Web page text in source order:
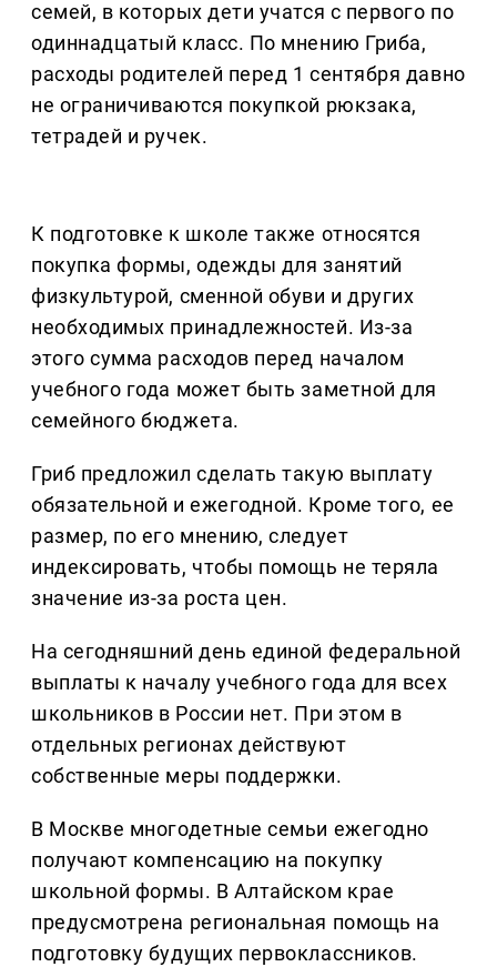
семей, в которых дети учатся с первого по
одиннадцатый класс. По мнению Гриба,
расходы родителей перед 1 сентября давно
не ограничиваются покупкой рюкзака,
тетрадей и ручек.
К подготовке к школе также относятся
покупка формы, одежды для занятий
физкультурой, сменной обуви и других
необходимых принадлежностей. Из-за
этого сумма расходов перед началом
учебного года может быть заметной для
семейного бюджета.
Гриб предложил сделать такую выплату
обязательной и ежегодной. Кроме того, ее
размер, по его мнению, следует
индексировать, чтобы помощь не теряла
значение из-за роста цен.
На сегодняшний день единой федеральной
выплаты к началу учебного года для всех
школьников в России нет. При этом в
отдельных регионах действуют
собственные меры поддержки.
В Москве многодетные семьи ежегодно
получают компенсацию на покупку
школьной формы. В Алтайском крае
предусмотрена региональная помощь на
подготовку будущих первоклассников.